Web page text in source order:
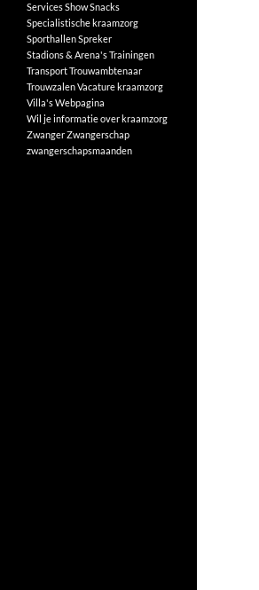
ServicesShowSnacks
Specialistische kraamzorg
SporthallenSpreker
Stadions & Arena'sTrainingen
TransportTrouwambtenaar
TrouwzalenVacature kraamzorg
Villa'sWebpagina
Wil je informatie over kraamzorg
ZwangerZwangerschap
zwangerschapsmaanden